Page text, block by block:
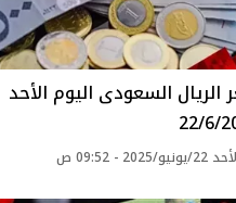
الريال السعودى اليوم الأحد
22/6/
2025 - 09:52 ص